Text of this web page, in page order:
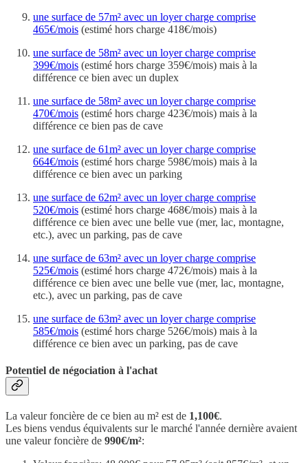
une surface de 57m² avec un loyer charge comprise
465€/mois (estimé hors charge 418€/mois)
une surface de 58m² avec un loyer charge comprise
399€/mois (estimé hors charge 359€/mois) mais à la
différence ce bien avec un duplex
une surface de 58m² avec un loyer charge comprise
470€/mois (estimé hors charge 423€/mois) mais à la
différence ce bien pas de cave
une surface de 61m² avec un loyer charge comprise
664€/mois (estimé hors charge 598€/mois) mais à la
différence ce bien avec un parking
une surface de 62m² avec un loyer charge comprise
520€/mois (estimé hors charge 468€/mois) mais à la
différence ce bien avec une belle vue (mer, lac, montagne,
etc.), avec un parking, pas de cave
une surface de 63m² avec un loyer charge comprise
525€/mois (estimé hors charge 472€/mois) mais à la
différence ce bien avec une belle vue (mer, lac, montagne,
etc.), avec un parking, pas de cave
une surface de 63m² avec un loyer charge comprise
585€/mois (estimé hors charge 526€/mois) mais à la
différence ce bien avec un parking, pas de cave
Potentiel de négociation à l'achat
La valeur foncière de ce bien au m² est de 1,100€.
Les biens vendus équivalents sur le marché l'année dernière avaient
une valeur foncière de 990€/m²: